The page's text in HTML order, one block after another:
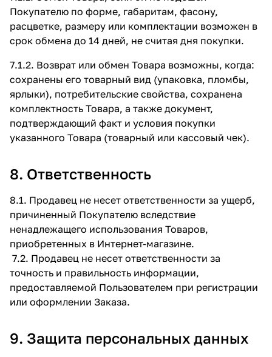
Покупателю по форме, габаритам, фасону,
расцветке, размеру или комплектации возможен в
срок обмена до 14 дней, не считая дня покупки.
7.1.2. Возврат или обмен Товара возможны, когда:
сохранены его товарный вид (упаковка, пломбы,
ярлыки), потребительские свойства, сохранена
комплектность Товара, а также документ,
подтверждающий факт и условия покупки
указанного Товара (товарный или кассовый чек).
8. Ответственность
8.1. Продавец не несет ответственности за ущерб,
причиненный Покупателю вследствие
ненадлежащего использования Товаров,
приобретенных в Интернет-магазине.
7.2. Продавец не несет ответственности за
точность и правильность информации,
предоставляемой Пользователем при регистрации
или оформлении Заказа.
9. Защита персональных данных